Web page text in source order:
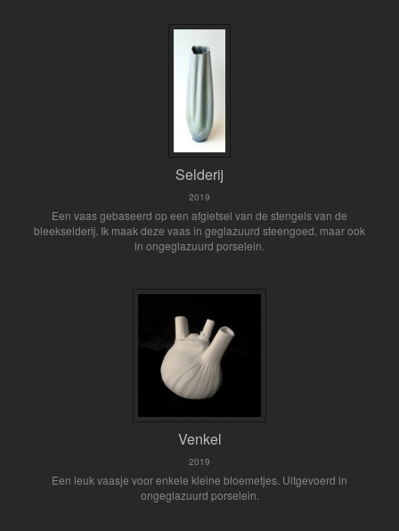
Selderij
2019
Een vaas gebaseerd op een afgietsel van de stengels van de
bleekselderij. Ik maak deze vaas in geglazuurd steengoed, maar ook
in ongeglazuurd porselein.
Venkel
2019
Een leuk vaasje voor enkele kleine bloemetjes. Uitgevoerd in
ongeglazuurd porselein.